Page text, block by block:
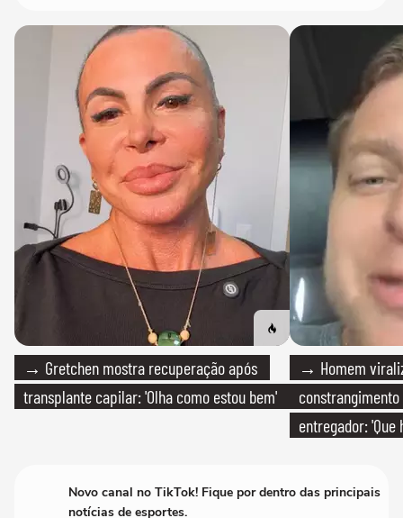
→ Gretchen mostra recuperação após
transplante capilar: 'Olha como estou bem'
→ Homem
entregador: 'Que
Novo canal no TikTok! Fique por dentro das principais
notícias de esportes.